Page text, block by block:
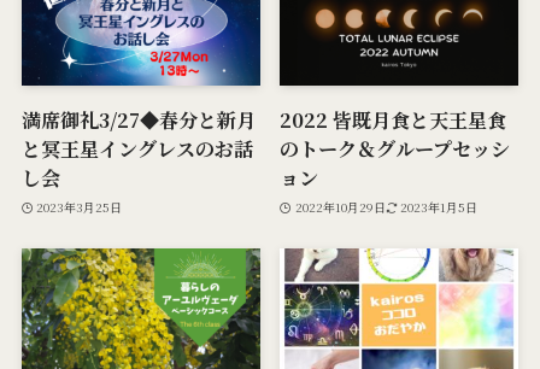
満席御礼3/27◆春分と新月
と冥王星イングレスのお話
し会
2023年3月25日
2022 皆既月食と天王星食
のトーク＆グループセッシ
ョン
2022年10月29日 2023年1月5日